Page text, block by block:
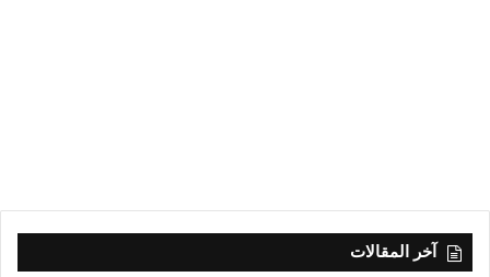
آخر المقالات